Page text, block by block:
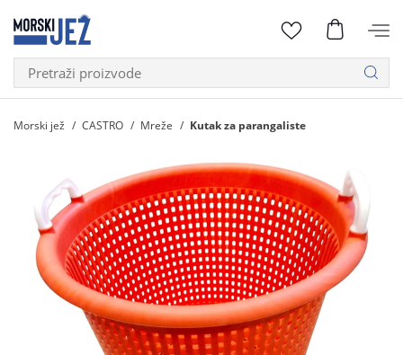
Morski jež CASTRO Mreže Kutak za parangaliste